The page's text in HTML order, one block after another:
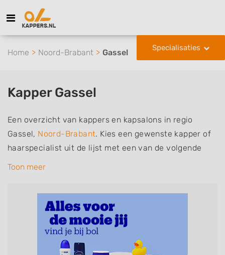
Specialisaties
Home Noord-Brabant Gassel
Kapper Gassel
Een overzicht van kappers en kapsalons in regio
Gassel, Noord-Brabant. Kies een gewenste kapper of
haarspecialist uit de lijst met een van de volgende
specialisaties of aantekeningen: mannen of
zonder afspraak terecht kunt. De vermelde kappers
kunnen uw haren wassen, knippen, föhnen en kleuren,
maar ook helpen met extensions, balyage, invlechten,
opsteken, weave, een keratinebehandeling, een
Toon meer